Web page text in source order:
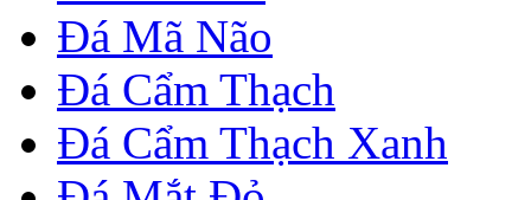
Đá Mã Não
Đá Cẩm Thạch
Đá Cẩm Thạch Xanh